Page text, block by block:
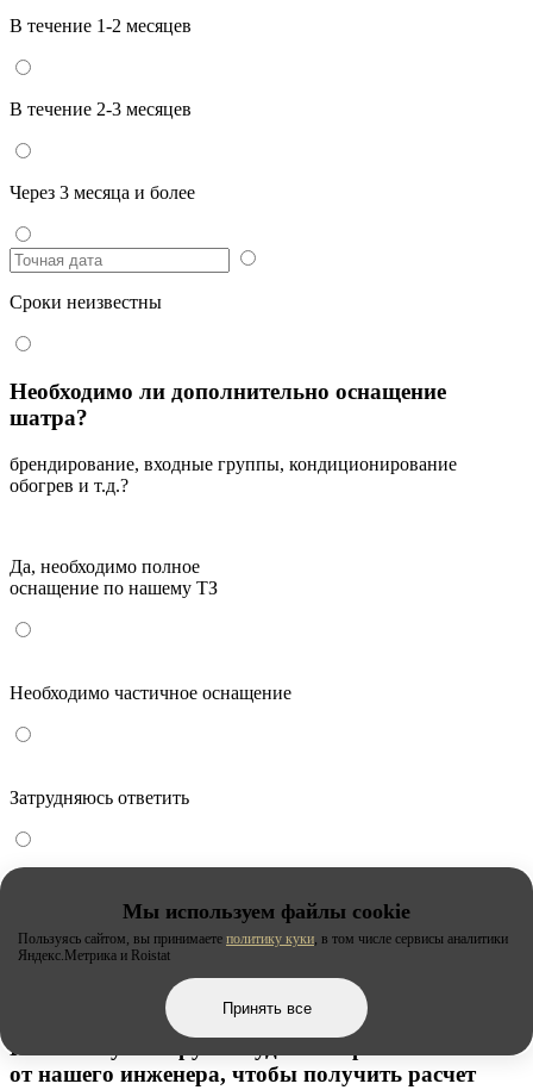
В течение 1-2 месяцев
В течение 2-3 месяцев
Через 3 месяца и более
Сроки неизвестны
Необходимо ли дополнительно оснащение
шатра?
брендирование, входные группы, кондиционирование
обогрев и т.д.?
Да, необходимо полное
оснащение по нашему ТЗ
Необходимо частичное оснащение
Затрудняюсь ответить
стоимости и сроков изготовления шатра!
По какому номеру вам удобнее принять звонок
от нашего инженера, чтобы получить расчет
Мы используем файлы cookie
Пользуясь сайтом, вы принимаете политику куки, в том числе сервисы аналитики
Яндекс.Метрика и Roistat
Принять все